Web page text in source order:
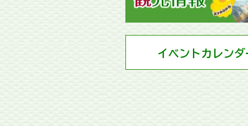
イベントカレンダ